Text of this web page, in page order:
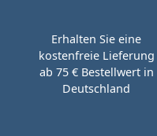
Erhalten Sie eine
kostenfreie Lieferung
ab 75 € Bestellwert in
Deutschland